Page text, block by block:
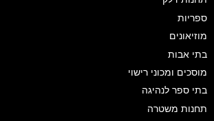
ספריות
מוזיאונים
בתי אבות
מוסכים ומכוני רישוי
בתי ספר לנהיגה
תחנות משטרה